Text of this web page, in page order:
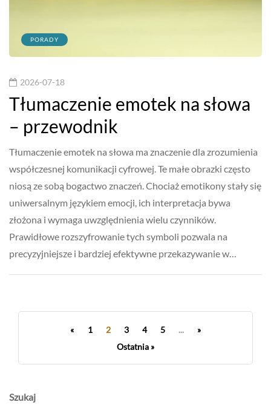
PORADY
2026-07-18
Tłumaczenie emotek na słowa
– przewodnik
Tłumaczenie emotek na słowa ma znaczenie dla zrozumienia
współczesnej komunikacji cyfrowej. Te małe obrazki często
niosą ze sobą bogactwo znaczeń. Chociaż emotikony stały się
uniwersalnym językiem emocji, ich interpretacja bywa
złożona i wymaga uwzględnienia wielu czynników.
Prawidłowe rozszyfrowanie tych symboli pozwala na
precyzyjniejsze i bardziej efektywne przekazywanie w…
« 1 2 3 4 5 ...
»
Ostatnia »
Szukaj